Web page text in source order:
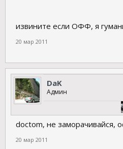
извините если ОФФ, я
20 мар 2011
DaK
Админ
doctom, не заморачивайся,
20 мар 2011